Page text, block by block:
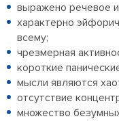
выражено речевое
характерно
всему;
чрезмерная
короткие
мысли являются
отсутствие
множество